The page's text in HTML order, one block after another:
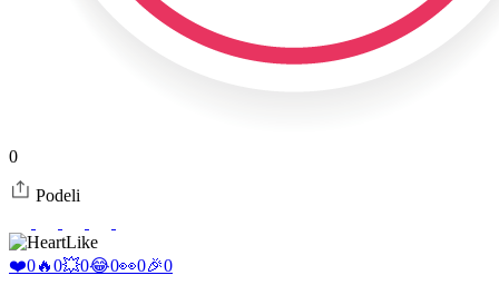
0
Podeli
Like
❤️0🔥0💥0😂0👀0🎉0